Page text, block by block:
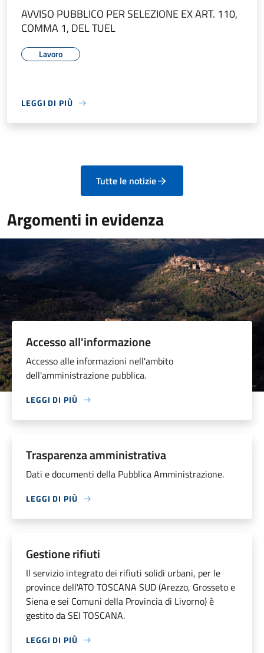
AVVISO PUBBLICO PER SELEZIONE EX ART. 110,
COMMA 1, DEL TUEL
Lavoro
LEGGI DI PIÙ
Tutte le notizie
Argomenti in evidenza
Accesso all'informazione
Accesso alle informazioni nell'ambito
dell'amministrazione pubblica.
LEGGI DI PIÙ
Trasparenza amministrativa
Dati e documenti della Pubblica Amministrazione.
LEGGI DI PIÙ
Gestione rifiuti
Il servizio integrato dei rifiuti solidi urbani, per le
province dell'ATO TOSCANA SUD (Arezzo, Grosseto e
Siena e sei Comuni della Provincia di Livorno) è
gestito da SEI TOSCANA.
LEGGI DI PIÙ